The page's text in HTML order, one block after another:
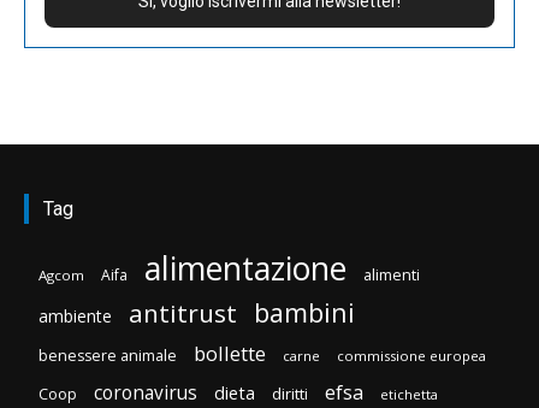
Tag
Agcom Aifa alimentazione alimenti
ambiente antitrust bambini
benessere animale bollette carne commissione europea
Coop coronavirus dieta diritti efsa etichetta